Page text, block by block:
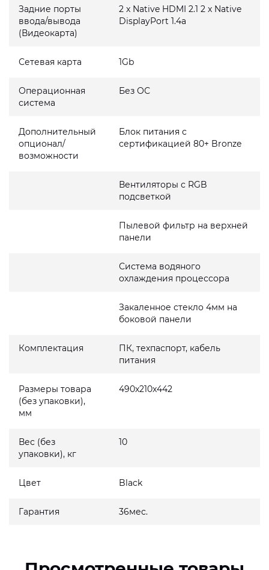
Задние порты
ввода/вывода
(Видеокарта)
2 x Native HDMI 2.1 2 x Native
DisplayPort 1.4a
Сетевая карта 1Gb
Операционная
система
Без ОС
Дополнительный
опционал/
возможности
Блок питания с
сертификацией 80+ Bronze
Вентиляторы с RGB
подсветкой
Пылевой фильтр на верхней
панели
Система водяного
охлаждения процессора
Закаленное стекло 4мм на
боковой панели
Комплектация
ПК, техпаспорт, кабель
питания
Размеры товара
(без упаковки),
мм
490x210x442
Вес (без
упаковки), кг
10
Цвет Black
Гарантия 36мес.